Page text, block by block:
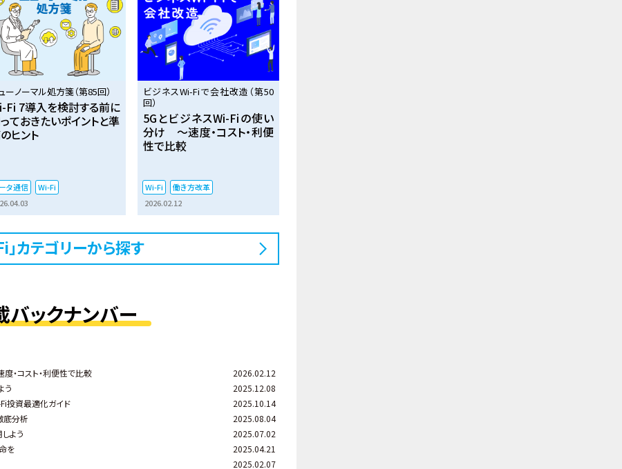
ーノーマル処方箋（第85回）
Fi 7導入を検討する前に
ておきたいポイントと準
ヒント
タ通信
Wi-Fi
ビジネスWi-Fiで会社改造（第50
回）
5GとビジネスWi-Fiの使い
分け ～速度・コスト・利便
性で比較
Wi-Fi
働き方改革
2026.02.12
」カテゴリーから探す
バックナンバー
・コスト・利便性で比較
2026.02.12
う
2025.12.08
投資最適化ガイド
2025.10.14
底分析
2025.08.04
よう
2025.07.02
を
2025.04.21
2025.02.07